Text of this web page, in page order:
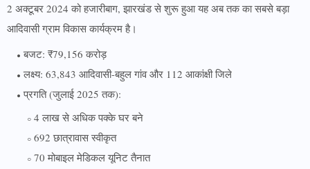
2 अक्टूबर 2024 को हजारीबाग, झारखंड से शुरू हुआ यह अब तक का सबसे बड़ा
आदिवासी ग्राम विकास कार्यक्रम है।
बजट: ₹79,156 करोड़
लक्ष्य: 63,843 आदिवासी-बहुल गांव और 112 आकांक्षी जिले
प्रगति (जुलाई 2025 तक):
4 लाख से अधिक पक्के घर बने
692 छात्रावास स्वीकृत
70 मोबाइल मेडिकल यूनिट तैनात